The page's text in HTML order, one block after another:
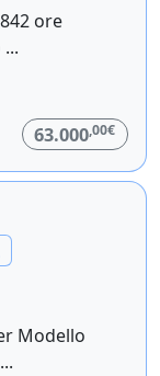
ore
63.000,00€
Modello